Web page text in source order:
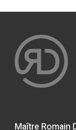
Maître Romain